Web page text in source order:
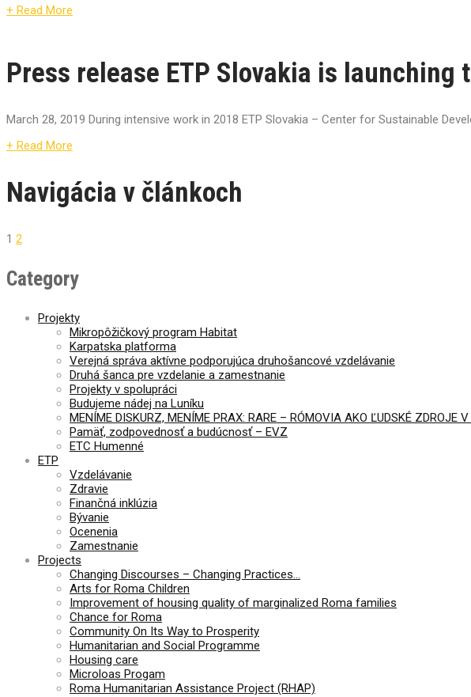
+ Read More
Press release ETP Slovakia is launching
March 28, 2019 During intensive work in 2018 ETP Slovakia – Center for Sustainable
+ Read More
Navigácia v článkoch
1 2
Category
Projekty
Mikropôžičkový program Habitat
Karpatska platforma
Verejná správa aktívne podporujúca druhošancové vzdelávanie
Druhá šanca pre vzdelanie a zamestnanie
Projekty v spolupráci
Budujeme nádej na Luníku
MENÍME DISKURZ, MENÍME PRAX: RARE – RÓMOVIA AKO ĽUDSKÉ ZDROJE
Pamäť, zodpovednosť a budúcnosť – EVZ
ETC Humenné
ETP
Vzdelávanie
Zdravie
Finančná inklúzia
Bývanie
Ocenenia
Zamestnanie
Projects
Changing Discourses – Changing Practices…
Arts for Roma Children
Improvement of housing quality of marginalized Roma families
Chance for Roma
Community On Its Way to Prosperity
Humanitarian and Social Programme
Housing care
Microloas Progam
Roma Humanitarian Assistance Project (RHAP)